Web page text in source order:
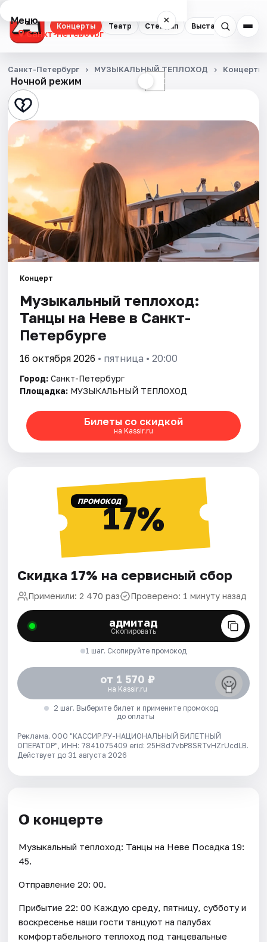
Концерты Театр Стендап Выставки
Меню ×
Санкт-Петербург
Концерты
Театр
Стендап
Выставки
Квесты
Экскурсии
Спорт
События
Города
Площадки
Артисты
Рейтинги
Ночной режим ☾
Санкт-Петербург МУЗЫКАЛЬНЫЙ ТЕПЛОХОД Концерты
Концерт
Музыкальный теплоход:
Танцы на Неве в Санкт-
Петербурге
16 октября 2026 • пятница • 20:00
Город: Санкт-Петербург
Площадка: МУЗЫКАЛЬНЫЙ ТЕПЛОХОД
Билеты со скидкой
на Kassir.ru
ПРОМОКОД17%
Скидка 17% на сервисный сбор
Применили: 2 470 раз Проверено: 1 минуту назад
адмитад
Скопировать
1 шаг. Скопируйте промокод
от 1 570 ₽
на Kassir.ru
2 шаг. Выберите билет и примените промокод
до оплаты
Реклама. ООО "КАССИР.РУ-НАЦИОНАЛЬНЫЙ БИЛЕТНЫЙ
ОПЕРАТОР", ИНН: 7841075409 erid: 25H8d7vbP8SRTvHZrUcdLB.
Действует до 31 августа 2026
О концерте
Музыкальный теплоход: Танцы на Неве Посадка 19:
45.
Отправление 20: 00.
Прибытие 22: 00 Каждую среду, пятницу, субботу и
воскресенье наши гости танцуют на палубах
комфортабельного теплоход под танцевальные